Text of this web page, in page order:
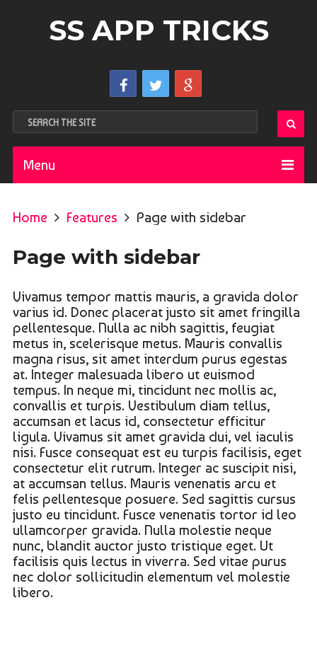
SS APP TRICKS
Menu
Home Features Page with sidebar
Page with sidebar
Vivamus tempor mattis mauris, a gravida dolor
varius id. Donec placerat justo sit amet fringilla
pellentesque. Nulla ac nibh sagittis, feugiat
metus in, scelerisque metus. Mauris convallis
magna risus, sit amet interdum purus egestas
at. Integer malesuada libero ut euismod
tempus. In neque mi, tincidunt nec mollis ac,
convallis et turpis. Vestibulum diam tellus,
accumsan et lacus id, consectetur efficitur
ligula. Vivamus sit amet gravida dui, vel iaculis
nisi. Fusce consequat est eu turpis facilisis, eget
consectetur elit rutrum. Integer ac suscipit nisi,
at accumsan tellus. Mauris venenatis arcu et
felis pellentesque posuere. Sed sagittis cursus
justo eu tincidunt. Fusce venenatis tortor id leo
ullamcorper gravida. Nulla molestie neque
nunc, blandit auctor justo tristique eget. Ut
facilisis quis lectus in viverra. Sed vitae purus
nec dolor sollicitudin elementum vel molestie
libero.